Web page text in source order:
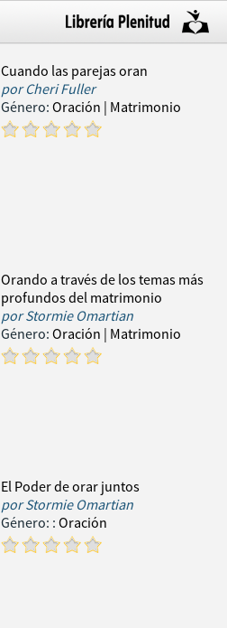
Cuando las parejas oran
porCheri Fuller
Género:Oración | Matrimonio
Orando a través de los temas más
profundos del matrimonio
porStormie Omartian
Género:Oración | Matrimonio
El Poder de orar juntos
porStormie Omartian
Género: :Oración